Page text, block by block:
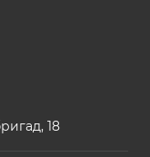
18